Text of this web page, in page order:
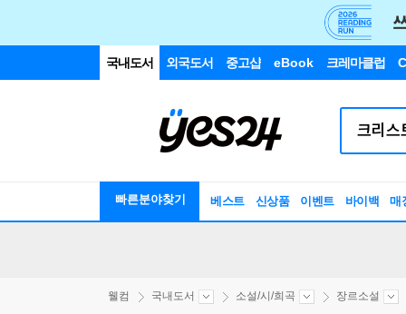
국내도서 외국도서 중고샵 eBook 크레마클럽
빠른분야찾기 베스트 신상품 이벤트 바이백 매
웰컴 국내도서 소설/시/희곡 장르소설